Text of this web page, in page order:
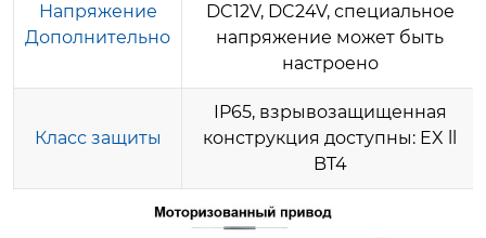
Напряжение
Дополнительно
DC12V, DC24V, специальное
напряжение может быть
настроено
Класс защиты
IP65, взрывозащищенная
конструкция доступны: EX ll
BT4